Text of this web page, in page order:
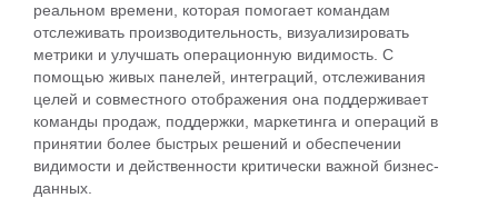
реальном времени, которая помогает командам
отслеживать производительность, визуализировать
метрики и улучшать операционную видимость. С
помощью живых панелей, интеграций, отслеживания
целей и совместного отображения она поддерживает
команды продаж, поддержки, маркетинга и операций в
принятии более быстрых решений и обеспечении
видимости и действенности критически важной бизнес-
данных.